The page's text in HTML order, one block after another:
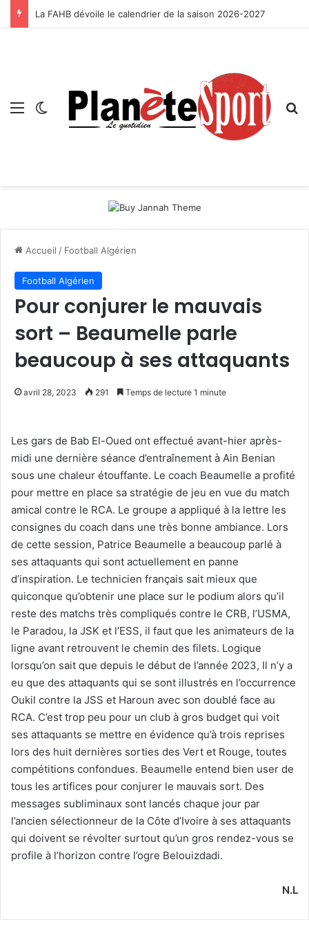
La FAHB dévoile le calendrier de la saison 2026-2027
Menu Switch skin
Accueil / Football Algérien
Football Algérien
Pour conjurer le mauvais
sort – Beaumelle parle
beaucoup à ses attaquants
avril 28, 2023 291 Temps de lecture 1 minute
Les gars de Bab El-Oued ont effectué avant-hier après-
midi une dernière séance d’entraînement à Ain Benian
sous une chaleur étouffante. Le coach Beaumelle a profité
pour mettre en place sa stratégie de jeu en vue du match
amical contre le RCA. Le groupe a appliqué à la lettre les
consignes du coach dans une très bonne ambiance. Lors
de cette session, Patrice Beaumelle a beaucoup parlé à
ses attaquants qui sont actuellement en panne
d’inspiration. Le technicien français sait mieux que
quiconque qu’obtenir une place sur le podium alors qu’il
reste des matchs très compliqués contre le CRB, l’USMA,
le Paradou, la JSK et l’ESS, il faut que les animateurs de la
ligne avant retrouvent le chemin des filets. Logique
lorsqu’on sait que depuis le début de l’année 2023, Il n’y a
eu que des attaquants qui se sont illustrés en l’occurrence
Oukil contre la JSS et Haroun avec son doublé face au
RCA. C’est trop peu pour un club à gros budget qui voit
ses attaquants se mettre en évidence qu’à trois reprises
lors des huit dernières sorties des Vert et Rouge, toutes
compétitions confondues. Beaumelle entend bien user de
tous les artifices pour conjurer le mauvais sort. Des
messages subliminaux sont lancés chaque jour par
l’ancien sélectionneur de la Côte d’Ivoire à ses attaquants
qui doivent se révolter surtout qu’un gros rendez-vous se
profile à l’horizon contre l’ogre Belouizdadi.
N.L